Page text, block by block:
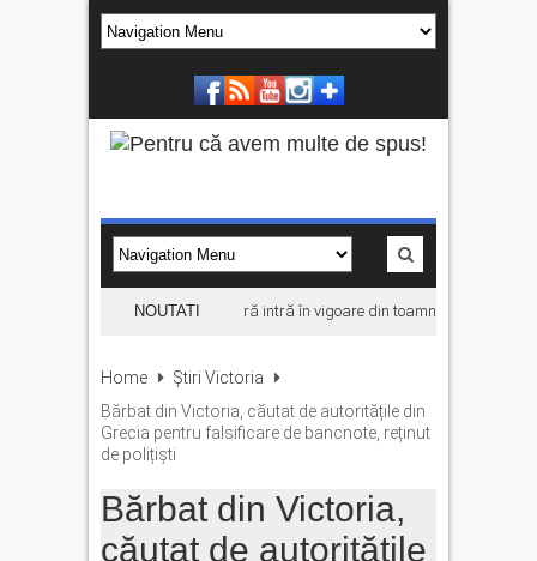
NOUTATI
Noul sistem de taxare rutieră intră în vigoare din toamnă. Când se
Home
Știri Victoria
Bărbat din Victoria, căutat de autoritățile din
Grecia pentru falsificare de bancnote, reținut
de polițiști
Bărbat din Victoria,
căutat de autoritățile